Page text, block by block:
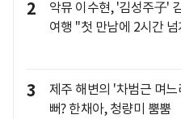
2
악뮤 이수현, '김성주子'
여행 "첫 만남에 2시간
3
제주 해변의 '차범근 며느
뻐? 한채아, 청량미 뿜뿜